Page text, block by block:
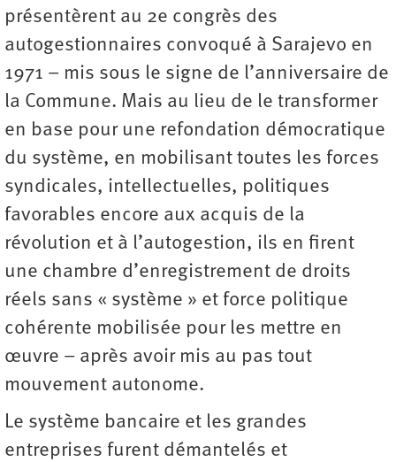
présentèrent au 2e congrès des
autogestionnaires convoqué à Sarajevo en
1971 – mis sous le signe de l’anniversaire de
la Commune. Mais au lieu de le transformer
en base pour une refondation démocratique
du système, en mobilisant toutes les forces
syndicales, intellectuelles, politiques
favorables encore aux acquis de la
révolution et à l’autogestion, ils en firent
une chambre d’enregistrement de droits
réels sans « système » et force politique
cohérente mobilisée pour les mettre en
œuvre – après avoir mis au pas tout
mouvement autonome.
Le système bancaire et les grandes
entreprises furent démantelés et